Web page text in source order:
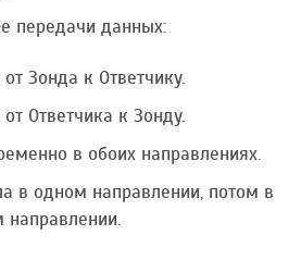
передачи данных:
от Зонда к Ответчику.
от Ответчика к Зонду.
в обоих направлениях.
в одном направлении, потом в
направлении.